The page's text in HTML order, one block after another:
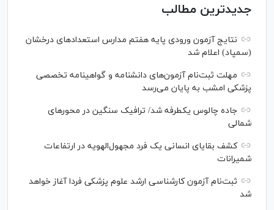
جدیدترین مطالب
نتایج آزمون ورودی پایه هفتم مدارس استعدادهای درخشان
(سمپاد) اعلام شد
مهلت ثبت‌نام آزمون‌های دانشنامه و گواهینامه تخصصی
پزشکی امشب به پایان می‌رسد
جاده چالوس یکطرفه شد/ ترافیک سنگین در محورهای
شمالی
کشف بقایای انسانی یک فرد مجهول‌الهویه در ارتفاعات
شمیرانات
ثبت‌نام آزمون کارشناسی ارشد علوم پزشکی فردا آغاز خواهد
شد